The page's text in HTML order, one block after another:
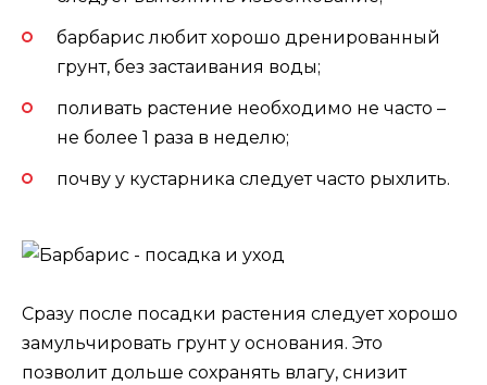
барбарис любит хорошо дренированный
грунт, без застаивания воды;
поливать растение необходимо не часто –
не более 1 раза в неделю;
почву у кустарника следует часто рыхлить.
Сразу после посадки растения следует хорошо
замульчировать грунт у основания. Это
позволит дольше сохранять влагу, снизит